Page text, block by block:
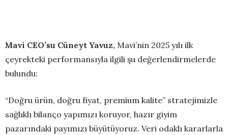
Mavi CEO’su Cüneyt Yavuz, Mavi’nin 2025 yılı ilk
çeyrekteki performansıyla ilgili şu değerlendirmelerde
bulundu:
“Doğru ürün, doğru fiyat, premium kalite” stratejimizle
sağlıklı bilanço yapımızı koruyor, hazır giyim
pazarındaki payımızı büyütüyoruz. Veri odaklı kararlarla